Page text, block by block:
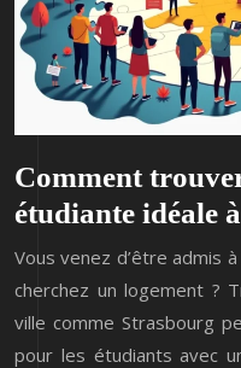
Comment
étudiante idéale
Vous venez d’être admis
cherchez un logement ?
ville comme Strasbourg
pour les étudiants avec